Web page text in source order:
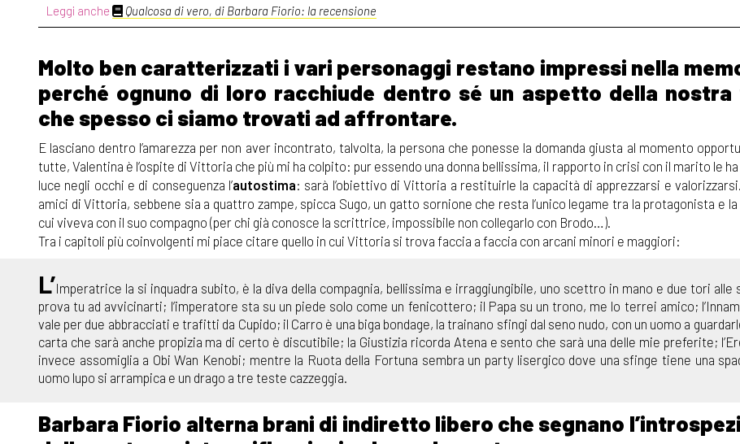
Leggi anche Qualcosa di vero, di Barbara Fiorio: la recensione
Molto ben caratterizzati i vari personaggi restano impressi nella
perché ognuno di loro racchiude dentro sé un aspetto della nostra
che spesso ci siamo trovati ad affrontare.
E lasciano dentro l’amarezza per non aver incontrato, talvolta, la persona che ponesse la domanda giusta al momento
tutte, Valentina è l’ospite di Vittoria che più mi ha colpito: pur essendo una donna bellissima, il rapporto in crisi con il marito le
luce negli occhi e di conseguenza l’autostima: sarà l’obiettivo di Vittoria a restituirle la capacità di apprezzarsi e
amici di Vittoria, sebbene sia a quattro zampe, spicca Sugo, un gatto sornione che resta l’unico legame tra la protagonista e la
cui viveva con il suo compagno (per chi già conosce la scrittrice, impossibile non collegarlo con Brodo…).
Tra i capitoli più coinvolgenti mi piace citare quello in cui Vittoria si trova faccia a faccia con arcani minori e maggiori:
L’Imperatrice la si inquadra subito, è la diva della compagnia, bellissima e irraggiungibile, uno scettro in mano e due tori alle
prova tu ad avvicinarti; l’imperatore sta su un piede solo come un fenicottero; il Papa su un trono, me lo terrei amico;
vale per due abbracciati e trafitti da Cupido; il Carro è una biga bondage, la trainano sfingi dal seno nudo, con un uomo a
carta che sarà anche propizia ma di certo è discutibile; la Giustizia ricorda Atena e sento che sarà una delle mie preferite;
invece assomiglia a Obi Wan Kenobi; mentre la Ruota della Fortuna sembra un party lisergico dove una sfinge tiene una
uomo lupo si arrampica e un drago a tre teste cazzeggia.
Barbara Fiorio alterna brani di indiretto libero che segnano